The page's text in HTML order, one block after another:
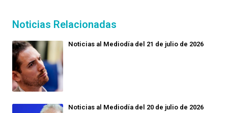
Noticias Relacionadas
Noticias al Mediodía del 21 de julio de 2026
Noticias al Mediodía del 20 de julio de 2026